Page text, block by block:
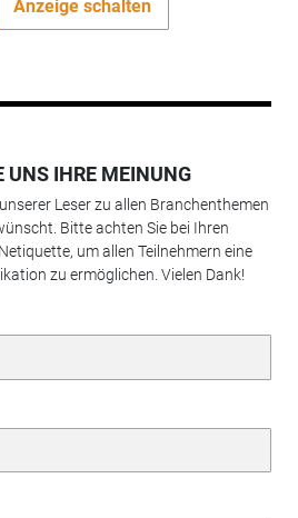
Anzeige schalten
UNS IHRE MEINUNG
Leser zu allen Branchenthemen
Bitte achten Sie bei Ihren
um allen Teilnehmern eine
zu ermöglichen. Vielen Dank!